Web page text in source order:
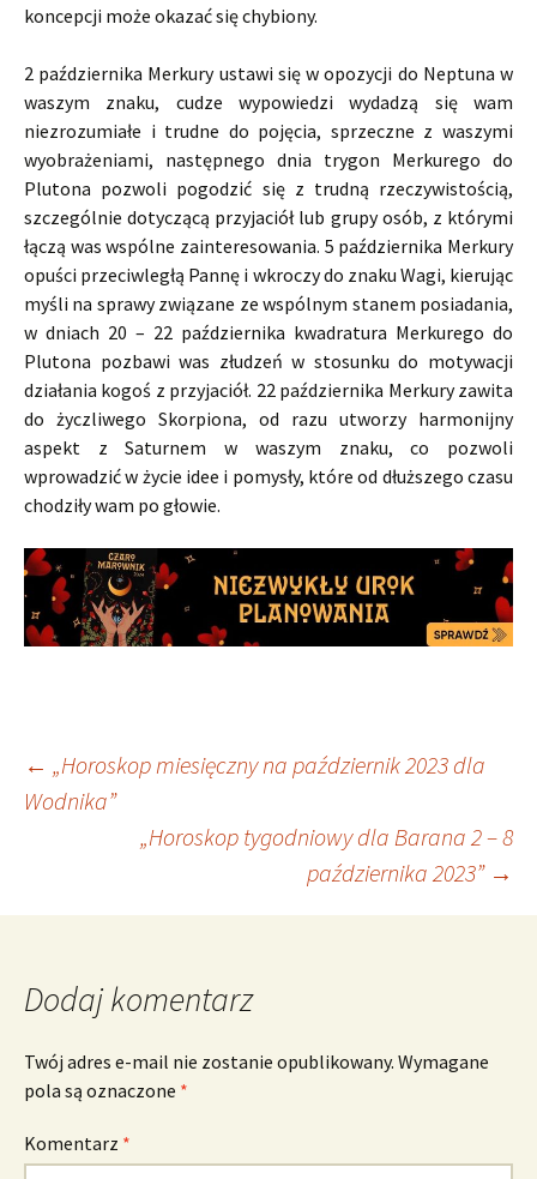
koncepcji może okazać się chybiony.
2 października Merkury ustawi się w opozycji do Neptuna w
waszym znaku, cudze wypowiedzi wydadzą się wam
niezrozumiałe i trudne do pojęcia, sprzeczne z waszymi
wyobrażeniami, następnego dnia trygon Merkurego do
Plutona pozwoli pogodzić się z trudną rzeczywistością,
szczególnie dotyczącą przyjaciół lub grupy osób, z którymi
łączą was wspólne zainteresowania. 5 października Merkury
opuści przeciwległą Pannę i wkroczy do znaku Wagi, kierując
myśli na sprawy związane ze wspólnym stanem posiadania,
w dniach 20 – 22 października kwadratura Merkurego do
Plutona pozbawi was złudzeń w stosunku do motywacji
działania kogoś z przyjaciół. 22 października Merkury zawita
do życzliwego Skorpiona, od razu utworzy harmonijny
aspekt z Saturnem w waszym znaku, co pozwoli
wprowadzić w życie idee i pomysły, które od dłuższego czasu
chodziły wam po głowie.
Nawigacja
wpisu
← „Horoskop miesięczny na październik 2023 dla
Wodnika”
„Horoskop tygodniowy dla Barana 2 – 8
października 2023” →
Dodaj komentarz
Twój adres e-mail nie zostanie opublikowany. Wymagane
pola są oznaczone *
Komentarz *